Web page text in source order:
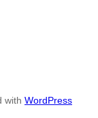
with WordPress